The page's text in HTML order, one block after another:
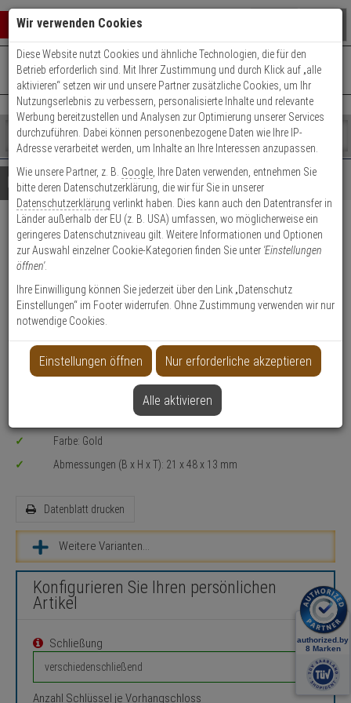
Warenkorb schließen
0 ARTIKEL IM WARENKORB
Ihr Warenkorb ist momentan leer.
Ergebnisse ()
Fertig
Shop
durchsuchen
Bitte
geben
Sie
mindestens
Zeichen
ein,
um
Suche
Es
wurde
noch
Kategorien
Suche
gestartet
+49 (0)821 899 493-0Mo. - Do.: 8:00 - 16:30 | Fr.: 8:00 - 14:00 Uhr
Kontaktservice nutzen
Details Beratung
ABUS Messing 85/20HB22
Vorhangschloss
Vorhangschloss - Modell: Messing 85, Messing 85/20HB22
Einsatzbereich: Taschen, Koffern, Schatullen, Kassetten, Türen,
Toren, Schränken, Spinden, Werkzeugkisten, Kellerfenstern,
Schuppen, Schaltanlagen, Schranken
Absicherung von mittleren Werten / Gegenständen oder bei
durchschnittlichem Diebstahlrisiko
Farbe: Gold
Abmessungen (B x H x T): 21 x 48 x 13 mm
Datenblatt drucken
Weitere Varianten...
Konfigurieren Sie Ihren persönlichen
Artikel
Schließung
Anzahl Schlüssel je Vorhangschloss
Wir verwenden Cookies
Diese Website nutzt Cookies und ähnliche Technologien, die für den
Betrieb erforderlich sind. Mit Ihrer Zustimmung und durch Klick auf „alle
aktivieren“ setzen wir und unsere Partner zusätzliche Cookies, um Ihr
Nutzungserlebnis zu verbessern, personalisierte Inhalte und relevante
Werbung bereitzustellen und Analysen zur Optimierung unserer Services
durchzuführen. Dabei können personenbezogene Daten wie Ihre IP-
Adresse verarbeitet werden, um Inhalte an Ihre Interessen anzupassen.
Wie unsere Partner, z. B. Google , Ihre Daten verwenden, entnehmen Sie
bitte deren Datenschutzerklärung, die wir für Sie in unserer
Datenschutzerklärung verlinkt haben. Dies kann auch den Datentransfer in
Länder außerhalb der EU (z. B. USA) umfassen, wo möglicherweise ein
geringeres Datenschutzniveau gilt. Weitere Informationen und Optionen
zur Auswahl einzelner Cookie-Kategorien finden Sie unter 'Einstellungen
öffnen'.
Ihre Einwilligung können Sie jederzeit über den Link „Datenschutz
Einstellungen“ im Footer widerrufen. Ohne Zustimmung verwenden wir nur
notwendige Cookies.
Einstellungen öffnen Nur erforderliche akzeptieren
Alle aktivieren